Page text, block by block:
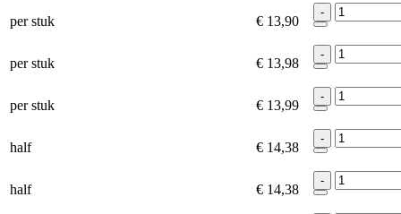
per stuk € 13,90
-
per stuk € 13,98
-
per stuk € 13,99
-
half € 14,38
-
half € 14,38
-